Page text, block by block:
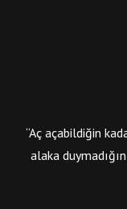
“Aç açabildiğin
alaka